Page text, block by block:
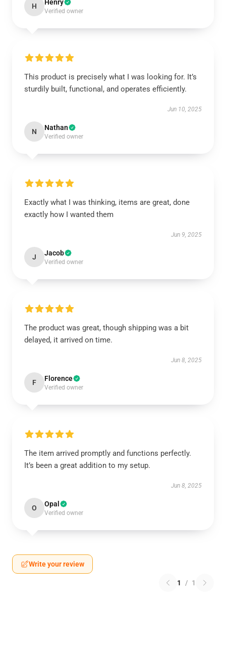
H Henry
Verified owner
This product is precisely what I was looking for. It’s
sturdily built, functional, and operates efficiently.
Jun 10, 2025
N Nathan
Verified owner
Exactly what I was thinking, items are great, done
exactly how I wanted them
Jun 9, 2025
J Jacob
Verified owner
The product was great, though shipping was a bit
delayed, it arrived on time.
Jun 8, 2025
F Florence
Verified owner
The item arrived promptly and functions perfectly.
It’s been a great addition to my setup.
Jun 8, 2025
O Opal
Verified owner
Write your review
1 / 1